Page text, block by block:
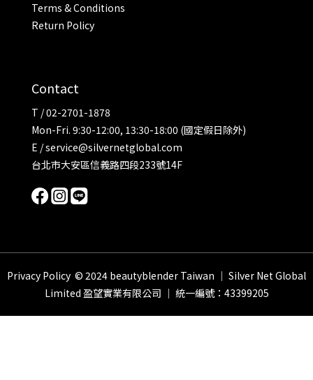
Terms & Conditions
Return Policy
Contact
T / 02-2701-1878
Mon-Fri. 9:30-12:00, 13:30-18:00 (國定假日除外)
E / service@silvernetglobal.com
台北市大安區信義路四段233號14F
Privacy Policy © 2024 beautyblender Taiwan ｜ Silver Net Global
Limited 盈望實業有限公司 ｜ 統一編號：43399205